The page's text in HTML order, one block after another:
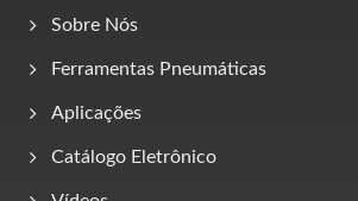
Sobre Nós
Ferramentas Pneumáticas
Aplicações
Catálogo Eletrônico